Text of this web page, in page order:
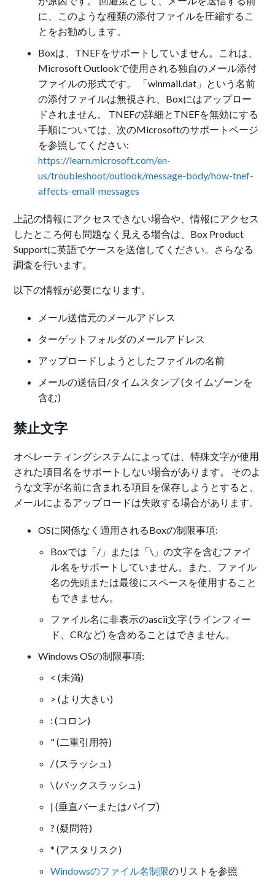
に、このような種類の添付ファイルを圧縮するこ
とをお勧めします。
Boxは、TNEFをサポートしていません。これは、
Microsoft Outlookで使用される独自のメール添付
ファイルの形式です。 「winmail.dat」という名前
の添付ファイルは無視され、Boxにはアップロー
ドされません。 TNEFの詳細とTNEFを無効にする
手順については、次のMicrosoftのサポートページ
を参照してください:
https://learn.microsoft.com/en-
us/troubleshoot/outlook/message-body/how-tnef-
affects-email-messages
上記の情報にアクセスできない場合や、情報にアクセス
したところ何も問題なく見える場合は、 Box Product
Supportに英語でケースを送信してください。さらなる
調査を行います。
以下の情報が必要になります。
メール送信元のメールアドレス
ターゲットフォルダのメールアドレス
アップロードしようとしたファイルの名前
メールの送信日/タイムスタンプ (タイムゾーンを
含む)
禁止文字
オペレーティングシステムによっては、特殊文字が使用
された項目名をサポートしない場合があります。 そのよ
うな文字が名前に含まれる項目を保存しようとすると、
メールによるアップロードは失敗する場合があります。
OSに関係なく適用されるBoxの制限事項:
Boxでは「/」または「\」の文字を含むファイ
ル名をサポートしていません。また、ファイル
名の先頭または最後にスペースを使用すること
もできません。
ファイル名に非表示のascii文字 (ラインフィー
ド、CRなど) を含めることはできません。
Windows OSの制限事項:
< (未満)
> (より大きい)
: (コロン)
" (二重引用符)
/ (スラッシュ)
\ (バックスラッシュ)
| (垂直バーまたはパイプ)
? (疑問符)
* (アスタリスク)
Windowsのファイル名制限のリストを参照